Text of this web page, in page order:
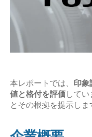
本レポートでは、 印象
値と格付を評価して
とその根拠を提示しま